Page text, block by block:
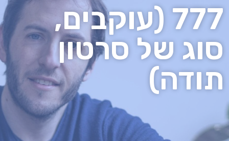
777 (עוקבים,
סוג של סרטון
תודה)